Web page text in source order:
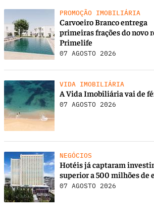
PROMOÇÃO IMOBILIÁRIA
Carvoeiro Branco entrega
primeiras frações do novo
Primelife
07 AGOSTO 2026
VIDA IMOBILIÁRIA
A Vida Imobiliária vai de
07 AGOSTO 2026
NEGÓCIOS
Hotéis já captaram
superior a 500 milhões de
07 AGOSTO 2026